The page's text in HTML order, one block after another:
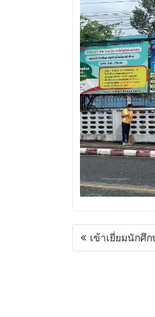
เข้าเยี่ยมนักศึ